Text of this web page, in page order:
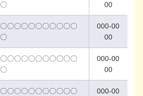
〇
00
〇〇〇〇〇〇〇〇〇〇〇
〇
000-00
00
〇〇〇〇〇〇〇〇〇〇〇
〇
000-00
00
〇〇〇〇〇〇〇〇〇〇〇
000-00